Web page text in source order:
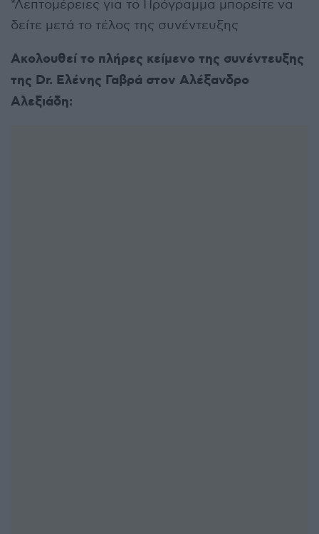
*Λεπτομέρειες για το Πρόγραμμα μπορείτε να
δείτε μετά το τέλος της συνέντευξης
Ακολουθεί το πλήρες κείμενο της συνέντευξης
της Dr. Ελένης Γαβρά στον Αλέξανδρο
Αλεξιάδη: